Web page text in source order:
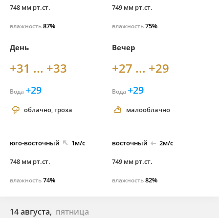
748 мм рт.ст.
влажность87%
749 мм рт.ст.
влажность75%
День
+31 ... +33
Вода +29
облачно, гроза
юго-восточный 1м/с
748 мм рт.ст.
влажность74%
Вечер
+27 ... +29
Вода +29
малооблачно
восточный 2м/с
749 мм рт.ст.
влажность82%
14 августа, пятница